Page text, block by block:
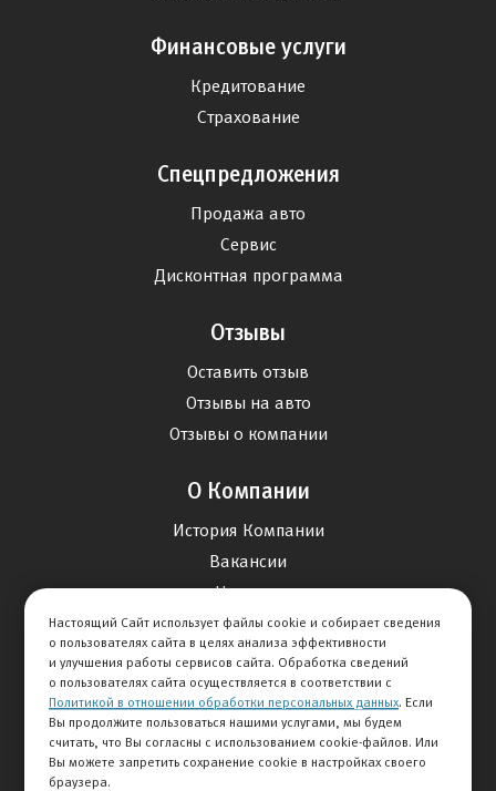
Финансовые услуги
Кредитование
Страхование
Спецпредложения
Продажа авто
Сервис
Дисконтная программа
Отзывы
Оставить отзыв
Отзывы на авто
Отзывы о компании
О Компании
История Компании
Вакансии
Новости
Карта сайта
Контакты
+7 495 292-60-60
Настоящий Сайт использует файлы cookie и собирает сведения
о пользователях сайта в целях анализа эффективности
и улучшения работы сервисов сайта. Обработка сведений
о пользователях сайта осуществляется в соответствии с
Политикой в отношении обработки персональных данных. Если
Вы продолжите пользоваться нашими услугами, мы будем
считать, что Вы согласны с использованием cookie-файлов. Или
Вы можете запретить сохранение cookie в настройках своего
браузера.